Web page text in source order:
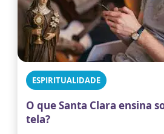
ESPIRITUALIDADE
O que Santa Clara ensina
tela?